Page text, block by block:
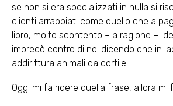
se non si era specializzati in nulla si
clienti arrabbiati come quello che a
libro, molto scontento – a ragione –
imprecò contro di noi dicendo che in
addirittura animali da cortile.
Oggi mi fa ridere quella frase, allora mi